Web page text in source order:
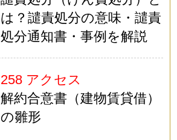
は？譴責処分の意味・譴責
処分通知書・事例を解説
258 アクセス
解約合意書（建物賃貸借）
の雛形